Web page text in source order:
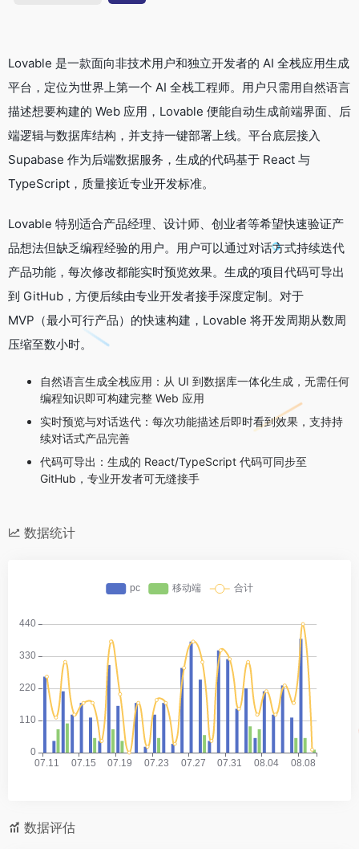
Lovable 是一款面向非技术用户和独立开发者的 AI 全栈应用生成
平台，定位为世界上第一个 AI 全栈工程师。用户只需用自然语言
描述想要构建的 Web 应用，Lovable 便能自动生成前端界面、后
端逻辑与数据库结构，并支持一键部署上线。平台底层接入
Supabase 作为后端数据服务，生成的代码基于 React 与
TypeScript，质量接近专业开发标准。
Lovable 特别适合产品经理、设计师、创业者等希望快速验证产
品想法但缺乏编程经验的用户。用户可以通过对话方式持续迭代
产品功能，每次修改都能实时预览效果。生成的项目代码可导出
到 GitHub，方便后续由专业开发者接手深度定制。对于
MVP（最小可行产品）的快速构建，Lovable 将开发周期从数周
压缩至数小时。
自然语言生成全栈应用：从 UI 到数据库一体化生成，无需任何
编程知识即可构建完整 Web 应用
实时预览与对话迭代：每次功能描述后即时看到效果，支持持
续对话式产品完善
代码可导出：生成的 React/TypeScript 代码可同步至
GitHub，专业开发者可无缝接手
数据统计
数据评估